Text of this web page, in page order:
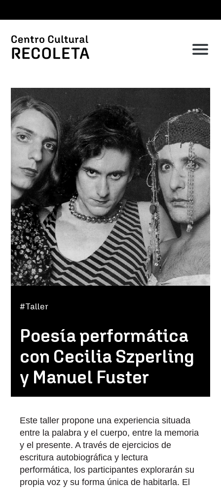
#Taller
Poesía performática
con Cecilia Szperling
y Manuel Fuster
Este taller propone una experiencia situada
entre la palabra y el cuerpo, entre la memoria
y el presente. A través de ejercicios de
escritura autobiográfica y lectura
performática, los participantes explorarán su
propia voz y su forma única de habitarla. El